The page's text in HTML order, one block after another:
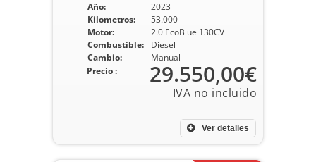
Año:
2023
Kilometros:
53.000
Motor:
2.0 EcoBlue 130CV
Combustible:
Diesel
Cambio:
Manual
Ver detalles
Precio : 29.550,00€